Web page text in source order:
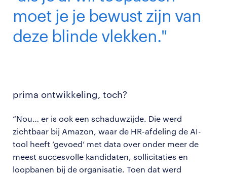
moet je je bewust zijn van
deze blinde vlekken."
prima ontwikkeling, toch?
“Nou… er is ook een schaduwzijde. Die werd
zichtbaar bij Amazon, waar de HR-afdeling de AI-
tool heeft ‘gevoed’ met data over onder meer de
meest succesvolle kandidaten, sollicitaties en
loopbanen bij de organisatie. Toen dat werd